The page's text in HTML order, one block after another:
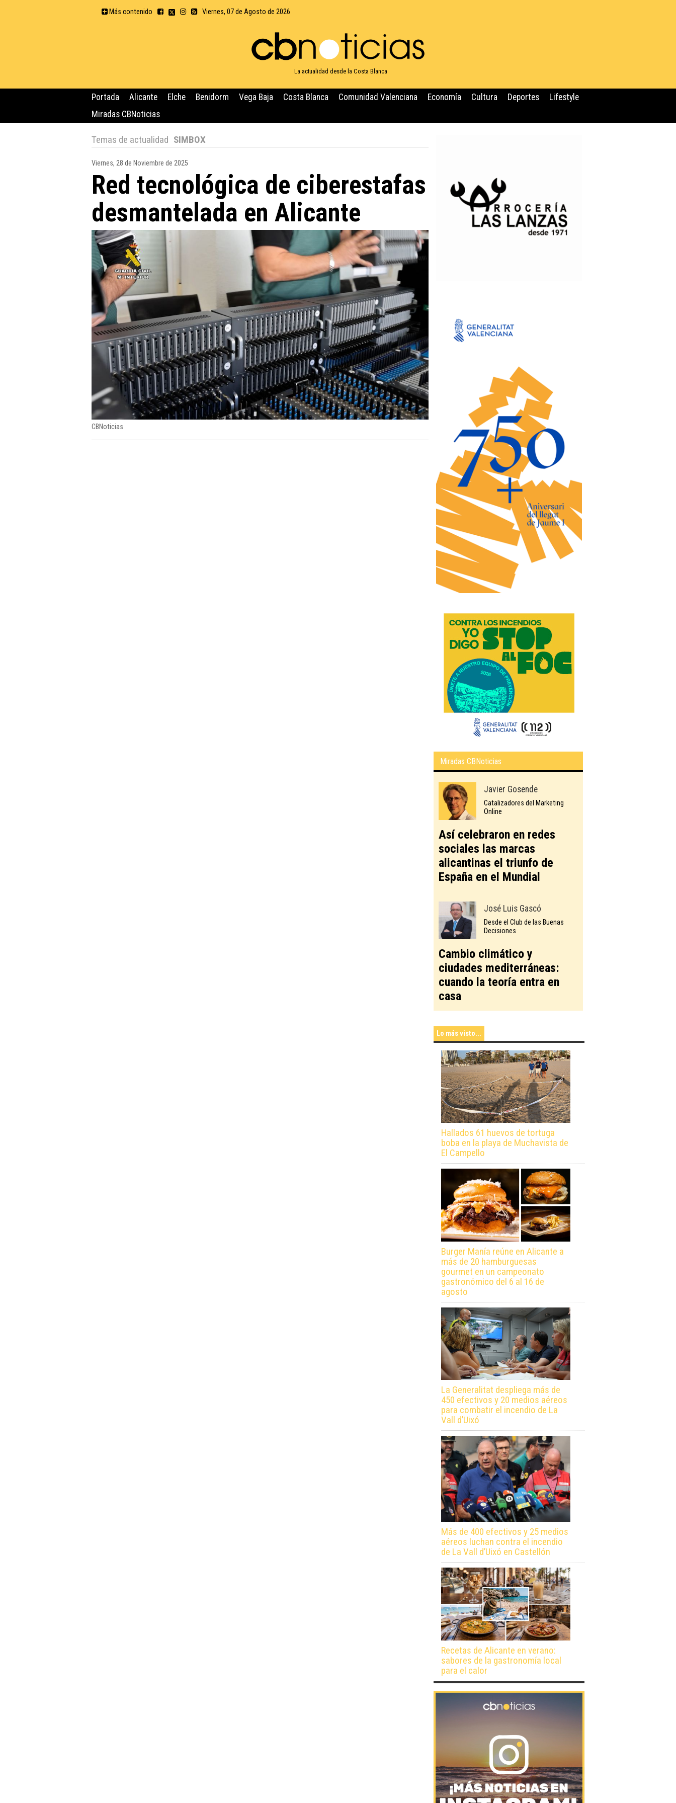
Más contenido Viernes, 07 de Agosto de 2026
La actualidad desde la Costa Blanca
Portada Alicante Elche Benidorm Vega Baja Costa Blanca Comunidad Valenciana Economía Cultura Deportes
Lifestyle
Miradas CBNoticias
Temas de actualidad SIMBOX
Viernes, 28 de Noviembre de 2025
Red tecnológica de ciberestafas
desmantelada en Alicante
CBNoticias
Miradas CBNoticias
Javier Gosende
Catalizadores del Marketing
Online
Así celebraron en redes
sociales las marcas
alicantinas el triunfo de
España en el Mundial
José Luis Gascó
Desde el Club de las Buenas
Decisiones
Cambio climático y
ciudades mediterráneas:
cuando la teoría entra en
casa
Lo más visto...
Hallados 61 huevos de tortuga
boba en la playa de Muchavista de
El Campello
Burger Manía reúne en Alicante a
más de 20 hamburguesas
gourmet en un campeonato
gastronómico del 6 al 16 de
agosto
La Generalitat despliega más de
450 efectivos y 20 medios aéreos
para combatir el incendio de La
Vall d’Uixó
Más de 400 efectivos y 25 medios
aéreos luchan contra el incendio
de La Vall d’Uixó en Castellón
Recetas de Alicante en verano:
sabores de la gastronomía local
para el calor